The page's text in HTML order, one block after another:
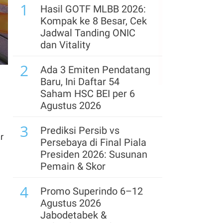
5
Resmi! Free Float Saham
Prajogo Pangestu Ini
Melewati Batas Minimal
MSCI
6
Prabowo Segera Ajukan
Calon Gubernur BI,
Destry Damayanti Jadi
Unggulan
7
Jelang Rights Issue,
Hapsoro Divestasi
Saham Bukit Uluwatu
(BUVA) Rp 250 Miliar
8
IHSG Berpeluang
Menguat pada Kamis
(6/8), Ini Kata Analis
1
Hasil GOTF MLBB 2026:
Kompak ke 8 Besar, Cek
Jadwal Tanding ONIC
dan Vitality
2
Ada 3 Emiten Pendatang
Baru, Ini Daftar 54
Saham HSC BEI per 6
Agustus 2026
3
Prediksi Persib vs
Persebaya di Final Piala
Presiden 2026: Susunan
Pemain & Skor
4
Promo Superindo 6–12
Agustus 2026
Jabodetabek &